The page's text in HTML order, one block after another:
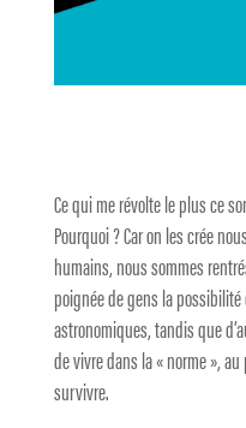
Ce qui me révolte le plus ce
Pourquoi ? Car on les crée
humains, nous sommes
poignée de gens la
astronomiques, tandis que
de vivre dans la « norme »,
survivre.